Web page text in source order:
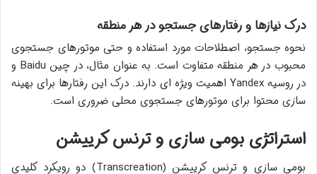
درک نیازها و رفتارهای جستجو در هر منطقه
نحوه جستجو، اصطلاحات مورد استفاده و حتی موتورهای جستجوی
محبوب در هر منطقه متفاوت است. به عنوان مثال، در چین Baidu و
در روسیه Yandex اهمیت ویژه ای دارند. درک این رفتارها برای بهینه
سازی محتوا برای موتورهای جستجوی محلی ضروری است.
استراتژی بومی سازی و ترنس کرییشن
بومی سازی و ترنس کرییشن (Transcreation) دو رویکرد کلیدی